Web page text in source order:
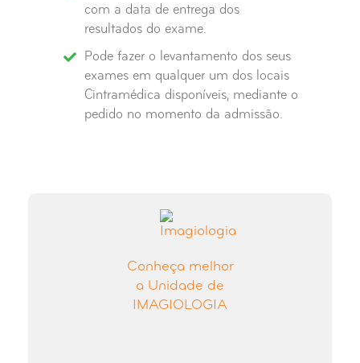
com a data de entrega dos
resultados do exame.
Pode fazer o levantamento dos seus
exames em qualquer um dos locais
Cintramédica disponíveis, mediante o
pedido no momento da admissão.
Conheça melhor
a Unidade de
IMAGIOLOGIA